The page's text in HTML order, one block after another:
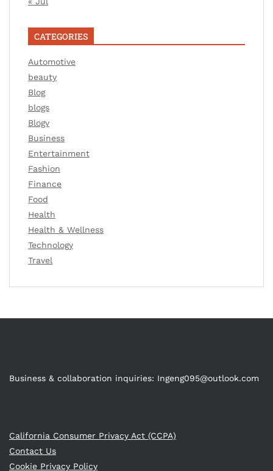
CATEGORIES
Automotive
beauty
Blog
blogs
Blogv
Business
Entertainment
Fashion
Finance
Food
Health
Health & Wellness
Technology
Travel
Business & collaboration inquiries: Ingeng095@outlook.com
California Consumer Privacy Act (CCPA)
Contact Us
Cookie Privacy Policy